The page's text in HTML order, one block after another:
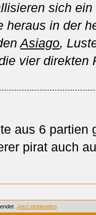
sich
heraus in der
Asiago,
vier direkten
aus 6 partien
pirat auch
Jetzt einblenden